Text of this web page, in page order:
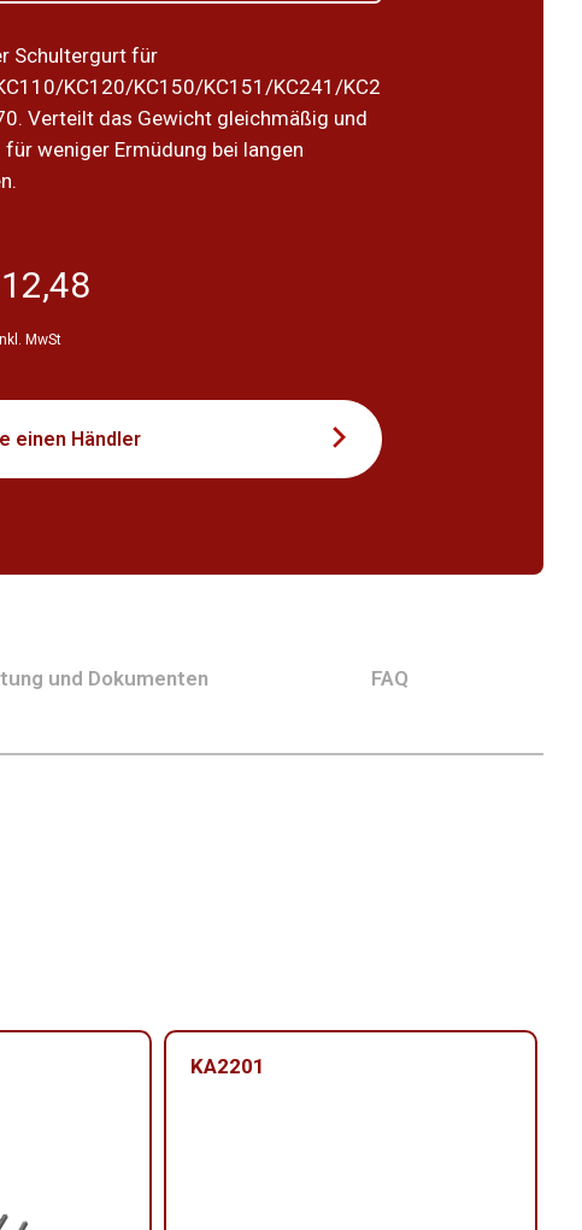
Schultergurt für
KC120/KC150/KC151/KC241/KC2
Verteilt das Gewicht gleichmäßig und
weniger Ermüdung bei langen
MwSt
einen Händler
und Dokumenten FAQ
KA2201